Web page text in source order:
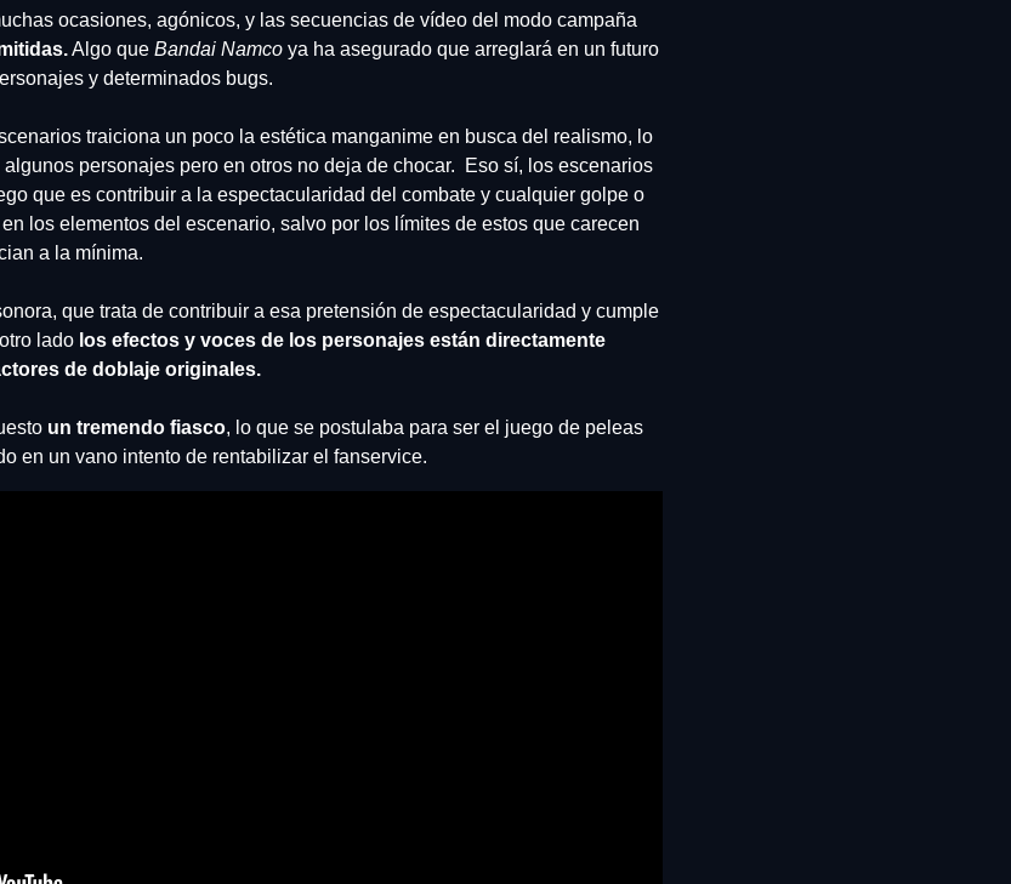
Algo que Bandai Namco ya ha asegurado que arreglará en un futuro
y determinados bugs.
traiciona un poco la estética manganime en busca del realismo, lo
personajes pero en otros no deja de chocar.  Eso sí, los escenarios
que es contribuir a la espectacularidad del combate y cualquier golpe o
los elementos del escenario, salvo por los límites de estos que carecen
a la mínima.
que trata de contribuir a esa pretensión de espectacularidad y cumple
lado los efectos y voces de los personajes están directamente
de doblaje originales.
un tremendo fiasco, lo que se postulaba para ser el juego de peleas
en un vano intento de rentabilizar el fanservice.